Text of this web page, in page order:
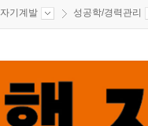
자기계발 성공학/경력관리